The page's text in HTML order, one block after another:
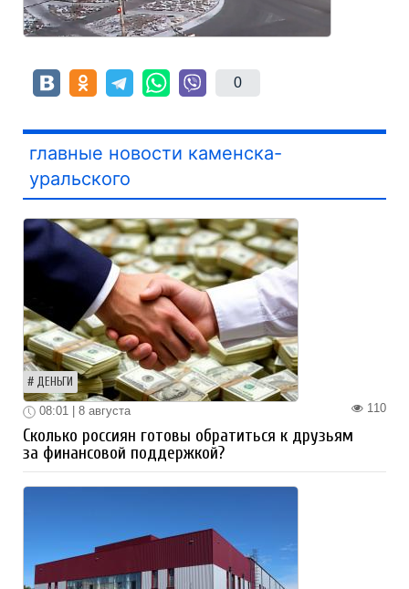
0
главные новости каменска-
уральского
ДЕНЬГИ
110
08:01 | 8 августа
Сколько россиян готовы обратиться к друзьям
за финансовой поддержкой?